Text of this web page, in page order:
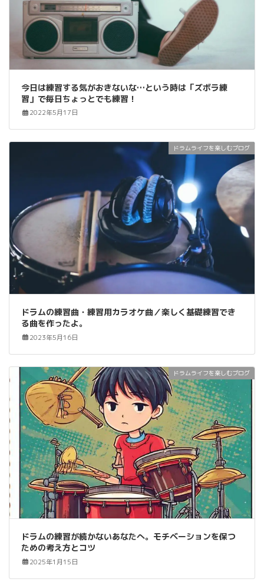
今日は練習する気がおきないな…という時は「ズボラ練
習」で毎日ちょっとでも練習！
2022年5月17日
ドラムライフを楽しむブログ
ドラムの練習曲・練習用カラオケ曲／楽しく基礎練習でき
る曲を作ったよ。
2023年5月16日
ドラムライフを楽しむブログ
ドラムの練習が続かないあなたへ。モチベーションを保つ
ための考え方とコツ
2025年1月15日